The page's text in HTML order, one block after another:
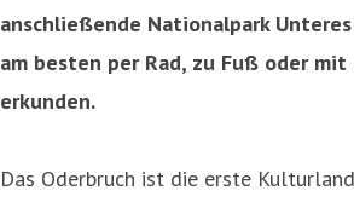
anschließende Nationalpark
am besten per Rad, zu Fuß oder mit
erkunden.
Das Oderbruch ist die erste